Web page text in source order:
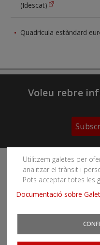
(Idescat)
Quadrícula estàndard
Utilitzem galetes per
analitzar el trànsit i
Pots acceptar totes les
Documentació sobre
Voleu rebre
Segueix les xarxes
Podeu